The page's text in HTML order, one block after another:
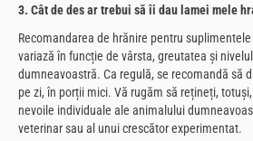
3. Cât de des ar trebui să îi dau lamei mele
Recomandarea de hrănire pentru
variază în funcție de vârsta, greutatea și
dumneavoastră. Ca regulă, se recomandă să
pe zi, în porții mici. Vă rugăm să rețineți,
nevoile individuale ale animalului
veterinar sau al unui crescător experimentat.